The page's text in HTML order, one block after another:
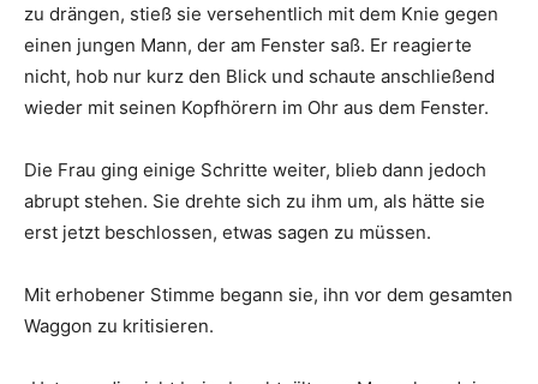
zu drängen, stieß sie versehentlich mit dem Knie gegen
einen jungen Mann, der am Fenster saß. Er reagierte
nicht, hob nur kurz den Blick und schaute anschließend
wieder mit seinen Kopfhörern im Ohr aus dem Fenster.
Die Frau ging einige Schritte weiter, blieb dann jedoch
abrupt stehen. Sie drehte sich zu ihm um, als hätte sie
erst jetzt beschlossen, etwas sagen zu müssen.
Mit erhobener Stimme begann sie, ihn vor dem gesamten
Waggon zu kritisieren.